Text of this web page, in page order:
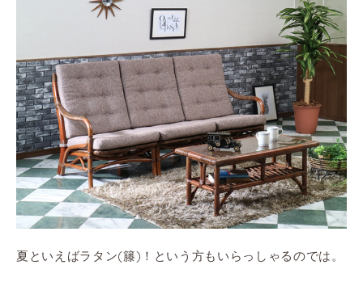
夏といえばラタン(籐)！という方もいらっしゃるのでは。